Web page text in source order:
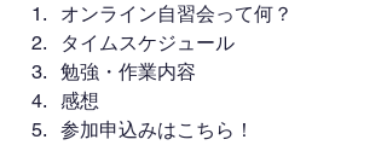
オンライン自習会って何？
タイムスケジュール
勉強・作業内容
感想
参加申込みはこちら！